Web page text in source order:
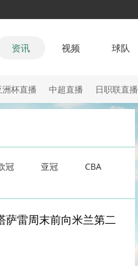
资讯 视频 球队
洲杯直播 中超直播 日职联直播
冠 亚冠
CBA
萨雷周末前向米兰第二